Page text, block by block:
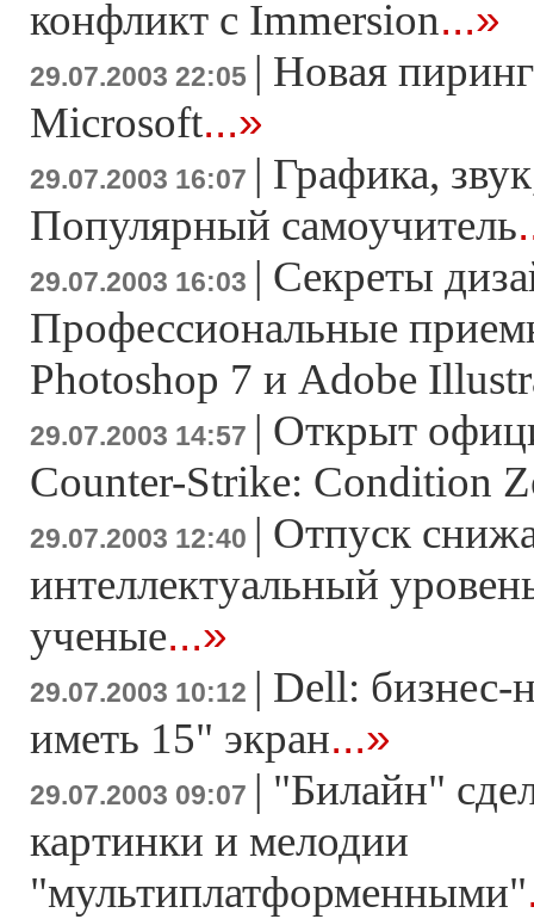
конфликт с Immersion...»
29.07.2003 22:05 | Новая
Microsoft...»
29.07.2003 16:07 | Графика,
Популярный самоучитель
29.07.2003 16:03 | Секреты
Профессиональные
Photoshop 7 и Adobe
29.07.2003 14:57 | Открыт
Counter-Strike: Condition
29.07.2003 12:40 | Отпуск
интеллектуальный
ученые...»
29.07.2003 10:12 | Dell: бизнес-
иметь 15" экран...»
29.07.2003 09:07 | "Билайн"
картинки и мелодии
"мультиплатформенными"